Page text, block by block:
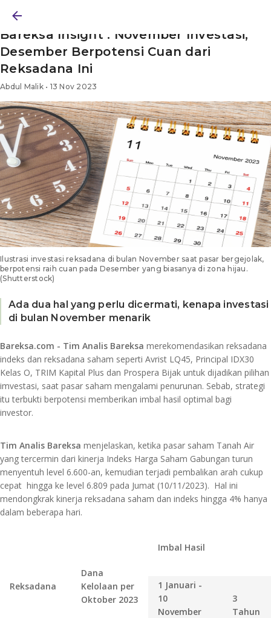
Bareksa Insight : November Investasi,
Desember Berpotensi Cuan dari
Reksadana Ini
Abdul Malik • 13 Nov 2023
Ilustrasi investasi reksadana di bulan November saat pasar bergejolak,
berpotensi raih cuan pada Desember yang biasanya di zona hijau.
(Shutterstock)
Ada dua hal yang perlu dicermati, kenapa investasi
di bulan November menarik
Bareksa.com - Tim Analis Bareksa merekomendasikan reksadana
indeks dan reksadana saham seperti Avrist LQ45, Principal IDX30
Kelas O, TRIM Kapital Plus dan Prospera Bijak untuk dijadikan pilihan
imvestasi, saat pasar saham mengalami penurunan. Sebab, strategi
itu terbukti berpotensi memberikan imbal hasil optimal bagi
investor.
Tim Analis Bareksa menjelaskan, ketika pasar saham Tanah Air
yang tercermin dari kinerja Indeks Harga Saham Gabungan turun
menyentuh level 6.600-an, kemudian terjadi pembalikan arah cukup
cepat hingga ke level 6.809 pada Jumat (10/11/2023). Hal ini
mendongkrak kinerja reksadana saham dan indeks hingga 4% hanya
dalam beberapa hari.
Reksadana
Dana
Kelolaan per
Oktober 2023
Imbal Hasil
1 Januari -
10
November
3
Tahun